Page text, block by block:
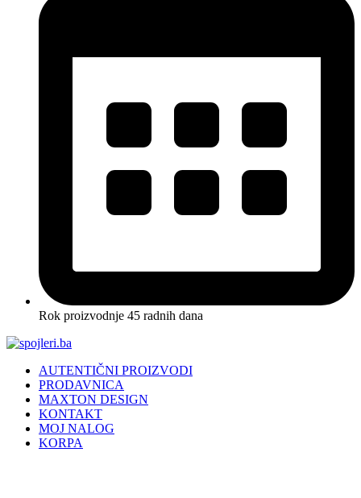
Rok proizvodnje 45 radnih dana
AUTENTIČNI PROIZVODI
PRODAVNICA
MAXTON DESIGN
KONTAKT
MOJ NALOG
KORPA